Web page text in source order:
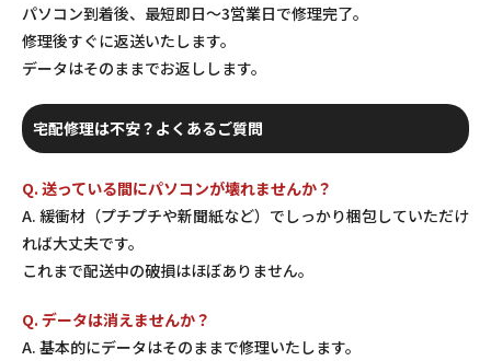
パソコン到着後、最短即日〜3営業日で修理完了。
修理後すぐに返送いたします。
データはそのままでお返しします。
宅配修理は不安？よくあるご質問
Q. 送っている間にパソコンが壊れませんか？
A. 緩衝材（プチプチや新聞紙など）でしっかり梱包していただけ
れば大丈夫です。
これまで配送中の破損はほぼありません。
Q. データは消えませんか？
A. 基本的にデータはそのままで修理いたします。